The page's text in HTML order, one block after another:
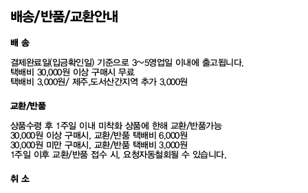
배송/반품/교환안내
배 송
결제완료일(입금확인일) 기준으로 3~5영업일 이내에 출고됩니다.
택배비 30,000원 이상 구매시 무료
택배비 3,000원/ 제주,도서산간지역 추가 3,000원
교환/반품
상품수령 후 1주일 이내 미착화 상품에 한해 교환/반품가능
30,000원 이상 구매시, 교환/반품 택배비 6,000원
30,000원 미만 구매시, 교환/반품 택배비 3,000원
1주일 이후 교환/반품 접수 시, 요청자동철회될 수 있습니다.
취 소